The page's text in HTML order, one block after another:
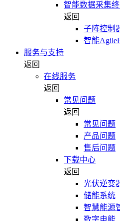
智能数据采集
返回
子阵控制
智能
服务与支持
返回
在线服务
返回
常见问题
返回
常见问题
产品问题
售后问题
下载中心
返回
光伏逆变
储能系统
智慧能源
数字电能